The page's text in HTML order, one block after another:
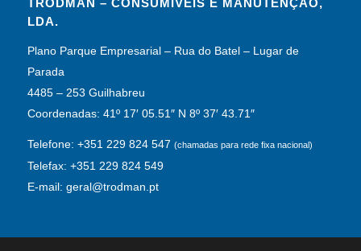
TRODMAN – CONSUMÍVEIS E MANUTENÇÃO,
LDA.
Plano Parque Empresarial – Rua do Batel – Lugar de
Parada
4485 – 253 Guilhabreu
Coordenadas: 41º 17′ 05.51″ N 8º 37′ 43.71″
Telefone: +351 229 824 547(chamadas para rede fixa nacional)
Telefax: +351 229 824 549
E-mail: geral@trodman.pt